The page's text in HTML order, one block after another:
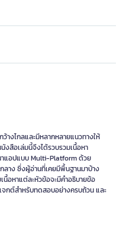
งไกลและมีหลากหลายแนวทางให้
งสือเล่มนี้จึงได้รวบรวมเนื้อหา
แอปแบบ Multi-Platform ด้วย
ลาง ซึ่งผู้อ่านที่เคยมีพื้นฐานมาบ้าง
นื้อหาแต่ละหัวข้อจะมีคำอธิบายข้อ
จกต์สำหรับทดสอบอย่างครบถ้วน และ